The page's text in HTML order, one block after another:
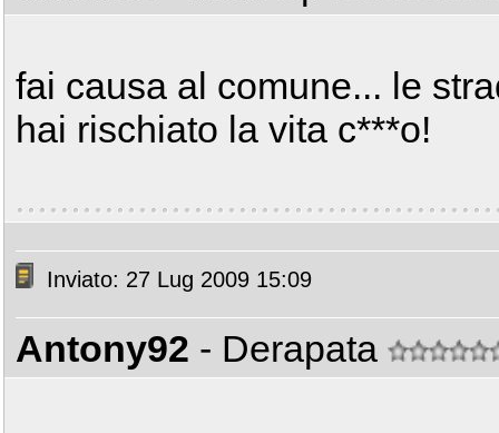
fai causa al comune... le
hai rischiato la vita c***o!
Inviato: 27 Lug 2009 15:09
Antony92 - Derapata